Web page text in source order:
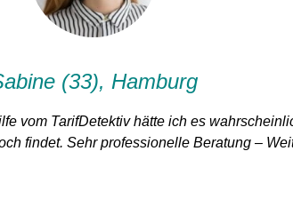
vom TarifDetektiv hätte ich es
findet. Sehr professionelle Beratung –
(33), Hamburg